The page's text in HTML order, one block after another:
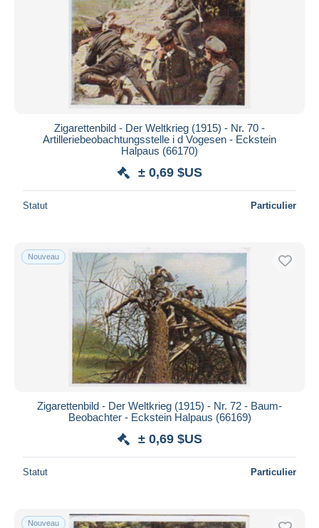
Zigarettenbild - Der Weltkrieg (1915) - Nr. 70 -
Artilleriebeobachtungsstelle i d Vogesen - Eckstein
Halpaus (66170)
± 0,69 $US
Statut Particulier
Nouveau
Zigarettenbild - Der Weltkrieg (1915) - Nr. 72 - Baum-
Beobachter - Eckstein Halpaus (66169)
± 0,69 $US
Statut Particulier
Nouveau